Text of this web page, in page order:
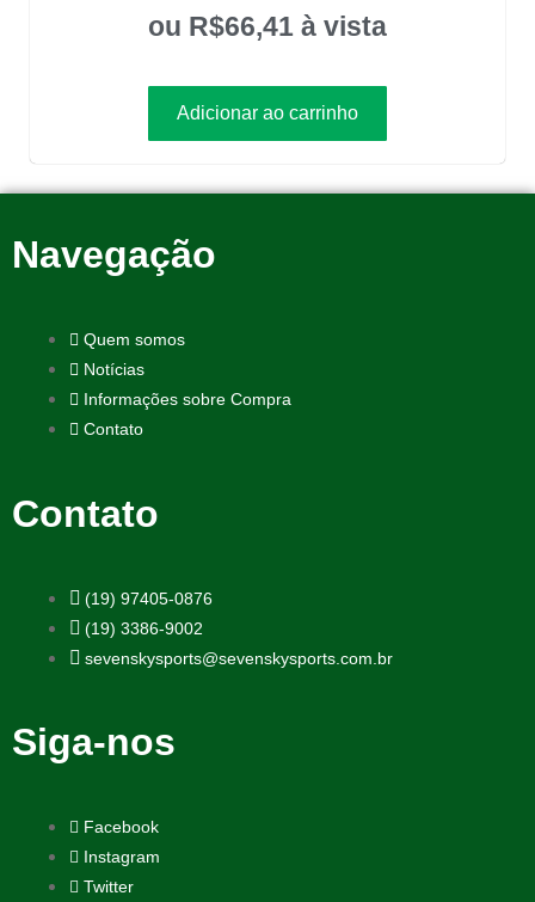
ou R$66,41 à vista
Adicionar ao carrinho
Navegação
Quem somos
Notícias
Informações sobre Compra
Contato
Contato
(19) 97405-0876
(19) 3386-9002
sevenskysports@sevenskysports.com.br
Siga-nos
Facebook
Instagram
Twitter